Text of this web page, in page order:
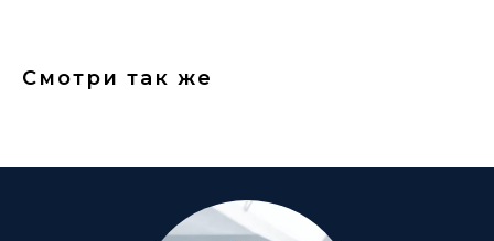
Смотри так же